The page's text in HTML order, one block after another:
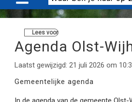
Lees voor
Agenda Olst-
Laatst gewijzigd: 21 juli 2026 om
Gemeentelijke agenda